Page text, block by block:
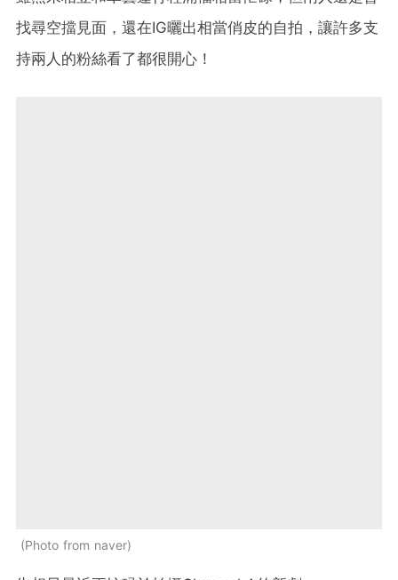
找尋空擋見面，還在IG曬出相當俏皮的自拍，讓許多支
持兩人的粉絲看了都很開心！
Photo from naver